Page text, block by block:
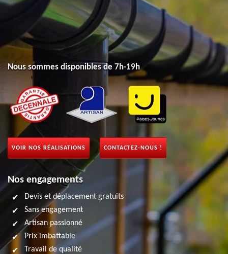
Nous sommes disponibles de 7h-19h
VOIR NOS RÉALISATIONS CONTACTEZ-NOUS !
Nos engagements
Devis et déplacement gratuits
Sans engagement
Artisan passionné
Prix imbattable
Travail de qualité